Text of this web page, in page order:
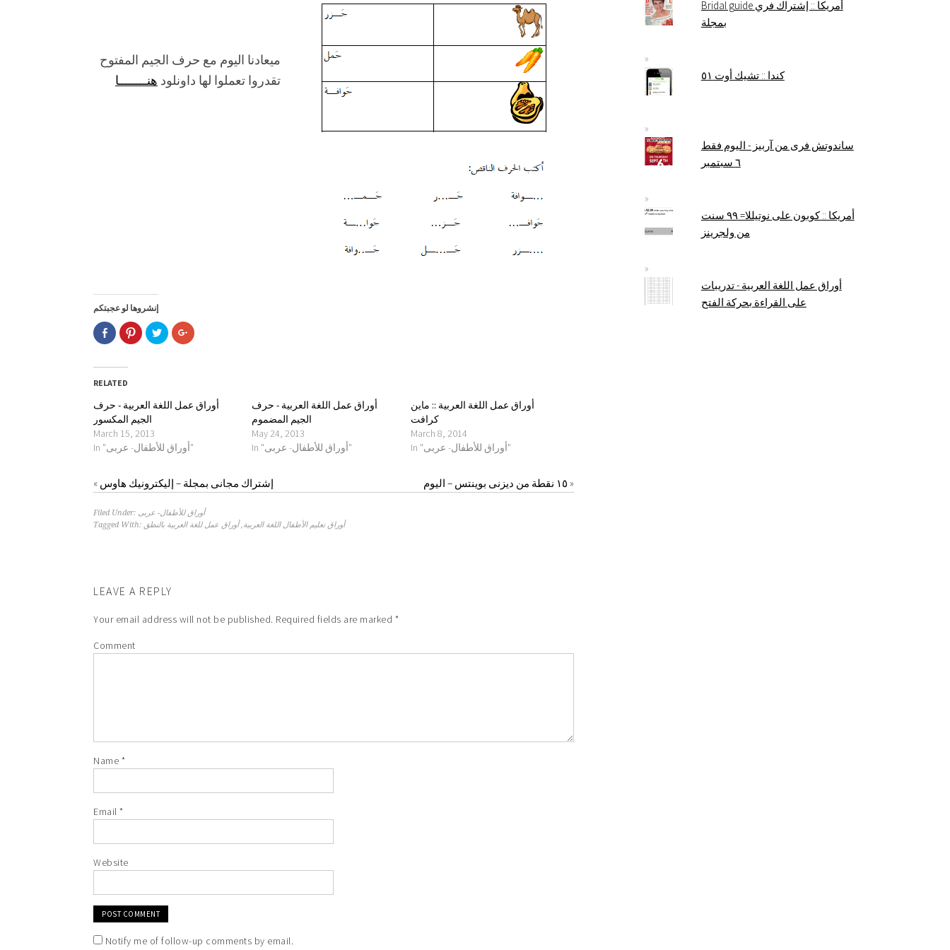
ميعادنا اليوم مع حرف الجيم المفتوح
تقدروا تعملوا لها داونلود هنــــــــا
إنشروها لو عجبتكم
Click
to
share
Facebook
in
Click
to
share
window)
Click
to
share
window)
Click
to
window)
RELATED
أوراق عمل اللغة العربية - حرف
الجيم المكسور
March 15, 2013
In "أوراق للأطفال- عربى"
أوراق عمل اللغة العربية - حرف
الجيم المضموم
May 24, 2013
In "أوراق للأطفال- عربى"
أوراق عمل اللغة العربية :: ماين
كرافت
March 8, 2014
In "أوراق للأطفال- عربى"
« إشتراك مجانى بمجلة – إليكترونيك هاوس ١٥ نقطة من ديزنى بوينتس – اليوم »
Filed Under: أوراق للأطفال- عربى
Tagged With:
أوراق تعليم الأطفال اللغة العربية,أوراق عمل للغة العربية بالنطق
LEAVE A REPLY
Your email address will not be published. Required fields are marked *
Comment
Name *
Email *
Website
Notify me of follow-up comments by email.
Bridal guide أمريكا :: إشتراك فري
بمجلة
كندا :: تشيك أوت ٥١
ساندوتش فرى من آربيز - اليوم فقط
٦ سبتمبر
أمريكا :: كوبون على نوتيللا= ٩٩ سنت
من ولجرينز
أوراق عمل اللغة العربية - تدريبات
على القراءة بحركة الفتح